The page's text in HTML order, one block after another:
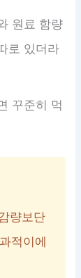
원료 함량
로 있더라
꾸준히 먹
량보단
적이에